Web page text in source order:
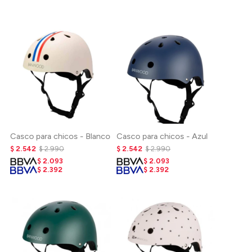
Casco para chicos - Blanco
$ 2.542 $2.990
$ 2.093
$ 2.392
Casco para chicos - Azul
$ 2.542 $2.990
$ 2.093
$ 2.392